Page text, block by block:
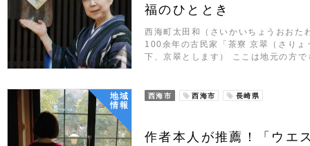
福のひととき
西海町太田和（さいかいちょうおおた
100余年の古民家「茶寮 京翠（さり
下、京翠とします） ここは地元の方
地域
情報
西海市 西海市 長崎県
作者本人が推薦！「ウエ